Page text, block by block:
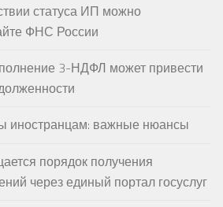
статуса ИП можно
ФНС России
3-НДФЛ может привести
иностранцам: важные нюансы
порядок получения
через единый портал госуслуг